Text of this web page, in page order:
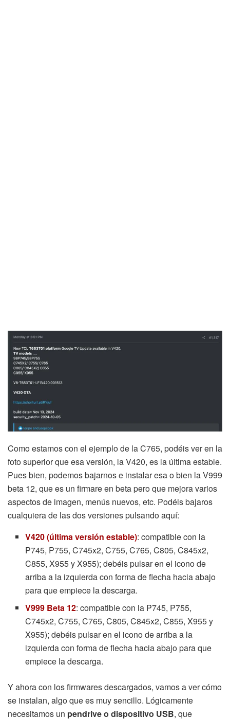
Como estamos con el ejemplo de la C765, podéis ver en la
foto superior que esa versión, la V420, es la última estable.
Pues bien, podemos bajarnos e instalar esa o bien la V999
beta 12, que es un firmare en beta pero que mejora varios
aspectos de imagen, menús nuevos, etc. Podéis bajaros
cualquiera de las dos versiones pulsando aquí:
V420 (última versión estable): compatible con la
P745, P755, C745x2, C755, C765, C805, C845x2,
C855, X955 y X955); debéis pulsar en el icono de
arriba a la izquierda con forma de flecha hacia abajo
para que empiece la descarga.
V999 Beta 12: compatible con la P745, P755,
C745x2, C755, C765, C805, C845x2, C855, X955 y
X955); debéis pulsar en el icono de arriba a la
izquierda con forma de flecha hacia abajo para que
empiece la descarga.
Y ahora con los firmwares descargados, vamos a ver cómo
se instalan, algo que es muy sencillo. Lógicamente
necesitamos un pendrive o dispositivo USB, que